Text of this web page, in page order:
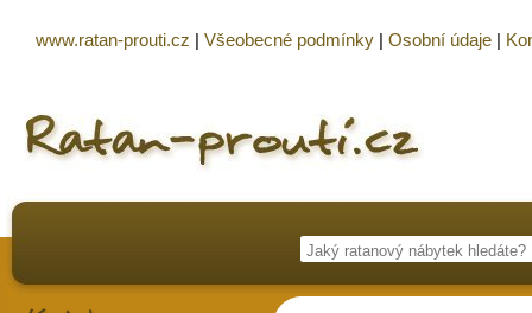
www.ratan-prouti.cz | Všeobecné podmínky | Osobní údaje |